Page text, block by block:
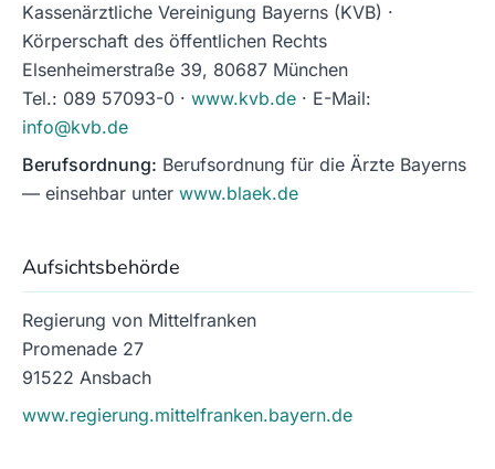
Kassenärztliche Vereinigung Bayerns (KVB) ·
Körperschaft des öffentlichen Rechts
Elsenheimerstraße 39, 80687 München
Tel.: 089 57093-0 · www.kvb.de · E-Mail:
info@kvb.de
Berufsordnung: Berufsordnung für die Ärzte Bayerns
— einsehbar unter www.blaek.de
Aufsichtsbehörde
Regierung von Mittelfranken
Promenade 27
91522 Ansbach
www.regierung.mittelfranken.bayern.de